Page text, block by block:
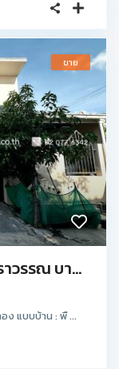
ขาย
วรรณ บา...
ง แบบบ้าน : พื ...